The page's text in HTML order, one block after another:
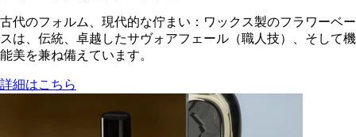
古代のフォルム、現代的な佇まい：ワックス製のフラワーベー
スは、伝統、卓越したサヴォアフェール（職人技）、そして機
能美を兼ね備えています。
詳細はこちら